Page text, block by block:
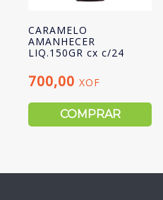
CARAMELO
AMANHECER
LIQ.150GR cx c/24
700,00 XOF
COMPRAR